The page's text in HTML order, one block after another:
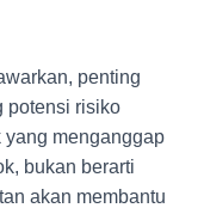
penting
potensi risiko
yang menganggap
bukan berarti
akan membantu